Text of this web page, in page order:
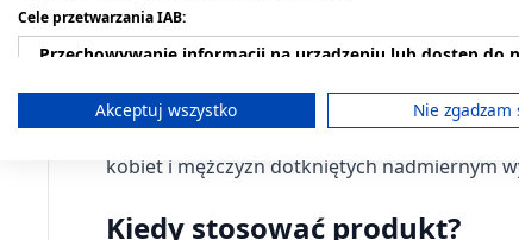
Opis produktu
to unikalny preparat
kobiet i mężczyzn dotkniętych nadmiernym
Kiedy stosować produkt?
Cele przetwarzania IAB:
Przechowywanie informacji na urządzeniu lub dostęp do
Wykorzystywanie ograniczonych danych do wyboru
Akceptuj wszystko Nie zgadzam